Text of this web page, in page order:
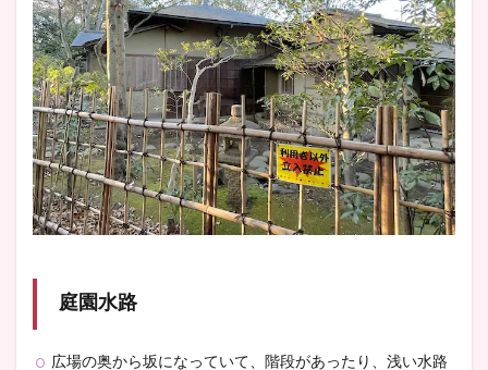
庭園水路
広場の奥から坂になっていて、階段があったり、浅い水路